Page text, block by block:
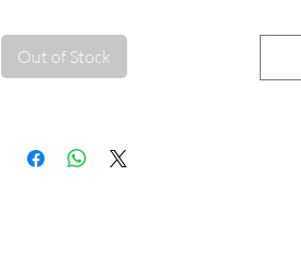
「一種理解之道」，而本書，是媒
體眼中「英國最聰明的當代作家」
有！）。藉由鎖定攝影師拍攝相同
主題的不同手法，代爾帶領讀者親
Out of Stock